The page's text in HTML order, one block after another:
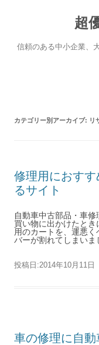
超
信頼のある中小企業、
カテゴリー別アーカイブ: リ
修理用におす
るサイト
自動車中古部品・車
買い物に出かけたと
用のカートを、運悪
バーが割れてしまい
投稿日:2014年10月11日
車の修理に自